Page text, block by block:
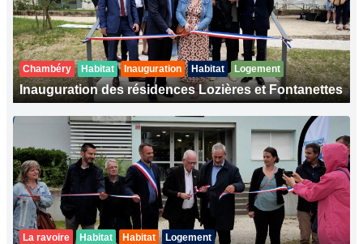
Chambéry Habitat Inauguration Habitat Logement
Inauguration des résidences Lozières et Fontanettes
La ravoire Habitat Habitat Logement